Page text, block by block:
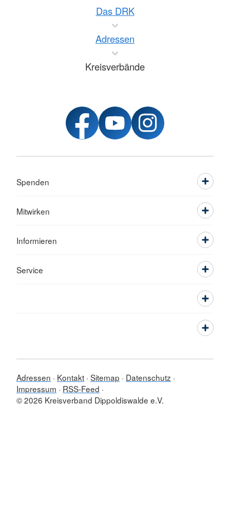
Das DRK
Adressen
Kreisverbände
Spenden
Mitwirken
Informieren
Service
Adressen Kontakt Sitemap
Datenschutz
Impressum
RSS-Feed
© 2026 Kreisverband Dippoldiswalde e.V.